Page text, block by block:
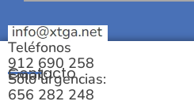
Contacto
Email:
Teléfonos
912 690 258
Solo urgencias:
656 282 248